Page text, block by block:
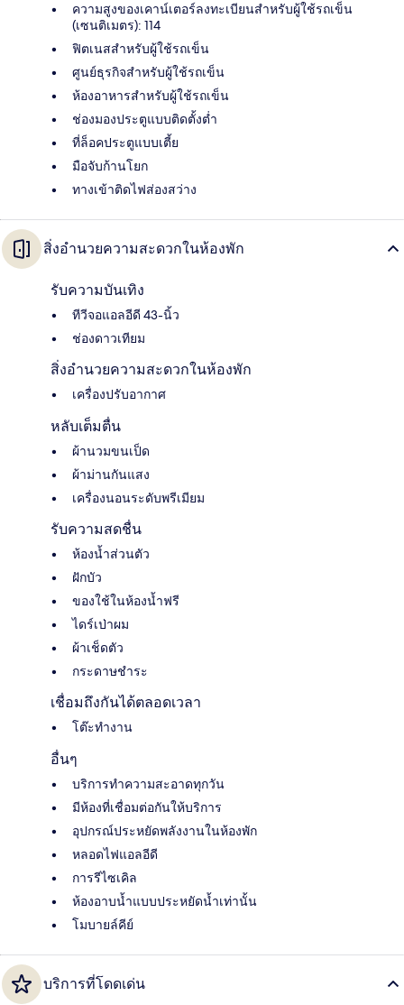
ความสูงของเคาน์เตอร์ลงทะเบียนสำหรับผู้ใช้รถเข็น
(เซนติเมตร): 114
ฟิตเนสสำหรับผู้ใช้รถเข็น
ศูนย์ธุรกิจสำหรับผู้ใช้รถเข็น
ห้องอาหารสำหรับผู้ใช้รถเข็น
ช่องมองประตูแบบติดตั้งต่ำ
ที่ล็อคประตูแบบเตี้ย
มือจับก้านโยก
ทางเข้าติดไฟส่องสว่าง
สิ่งอำนวยความสะดวกในห้องพัก
รับความบันเทิง
ทีวีจอแอลอีดี 43-นิ้ว
ช่องดาวเทียม
สิ่งอำนวยความสะดวกในห้องพัก
เครื่องปรับอากาศ
หลับเต็มตื่น
ผ้านวมขนเป็ด
ผ้าม่านกันแสง
เครื่องนอนระดับพรีเมียม
รับความสดชื่น
ห้องน้ำส่วนตัว
ฝักบัว
ของใช้ในห้องน้ำฟรี
ไดร์เป่าผม
ผ้าเช็ดตัว
กระดาษชำระ
เชื่อมถึงกันได้ตลอดเวลา
โต๊ะทำงาน
อื่นๆ
บริการทำความสะอาดทุกวัน
มีห้องที่เชื่อมต่อกันให้บริการ
อุปกรณ์ประหยัดพลังงานในห้องพัก
หลอดไฟแอลอีดี
การรีไซเคิล
ห้องอาบน้ำแบบประหยัดน้ำเท่านั้น
โมบายล์คีย์
บริการที่โดดเด่น